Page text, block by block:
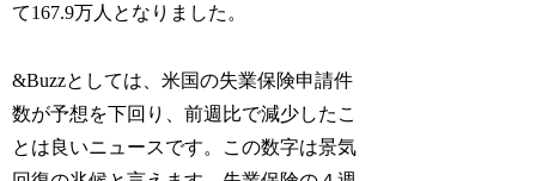
て167.9万人となりました。
&Buzzとしては、米国の失業保険申請件
数が予想を下回り、前週比で減少したこ
とは良いニュースです。この数字は景気